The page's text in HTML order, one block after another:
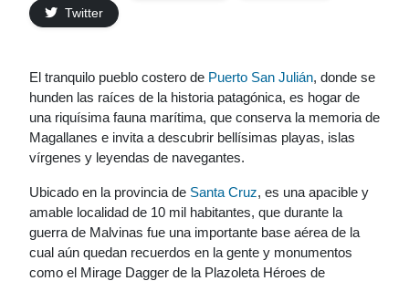
Twitter
El tranquilo pueblo costero de Puerto San Julián, donde se
hunden las raíces de la historia patagónica, es hogar de
una riquísima fauna marítima, que conserva la memoria de
Magallanes e invita a descubrir bellísimas playas, islas
vírgenes y leyendas de navegantes.
Ubicado en la provincia de Santa Cruz, es una apacible y
amable localidad de 10 mil habitantes, que durante la
guerra de Malvinas fue una importante base aérea de la
cual aún quedan recuerdos en la gente y monumentos
como el Mirage Dagger de la Plazoleta Héroes de